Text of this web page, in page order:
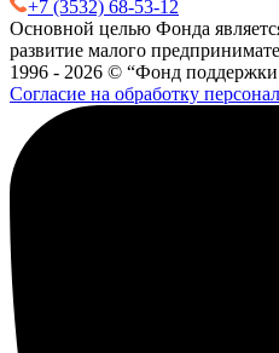
+7 (3532) 68-53-12
Основной целью Фонда
развитие малого
1996 - 2026 © “Фонд поддержки
Согласие на обработку